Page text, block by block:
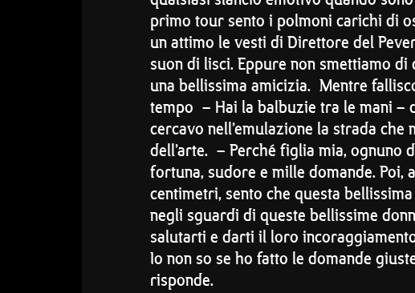
primo tour sento i polmoni carichi di
un attimo le vesti di Direttore del
suon di lisci. Eppure non smettiamo
una bellissima amicizia. Mentre
tempo – Hai la balbuzie tra le mani –
cercavo nell’emulazione la strada
dell’arte. – Perché figlia mia, ognuno
fortuna, sudore e mille domande.
centimetri, sento che questa
negli sguardi di queste bellissime
salutarti e darti il loro
Io non so se ho fatto le domande
risponde.